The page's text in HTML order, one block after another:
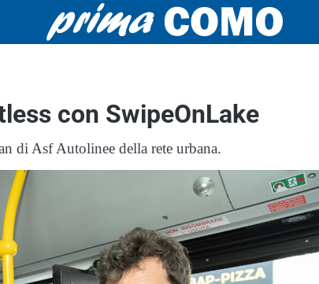
con SwipeOnLake
di Asf Autolinee della rete urbana.